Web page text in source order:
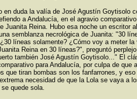
en duda la valía de José Agustín Goytisolo
a Andalucía, en el agravio
Juanita Reina. Hubo esa noche un escritor
semblanza necrológica de Juanita: "30
líneas solamente? ¿Cómo voy a meter la
Reina en 30 líneas?", preguntó
también José Agustín Goytisolo..." El
para Andalucía, por culpa de que
que tiran bombas son los fanfarrones, y eso
necesidad de que la Lola se vaya a
quede sola.